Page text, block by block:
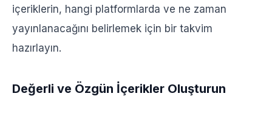
içeriklerin, hangi platformlarda ve ne zaman
yayınlanacağını belirlemek için bir takvim
hazırlayın.
Değerli ve Özgün İçerikler Oluşturun